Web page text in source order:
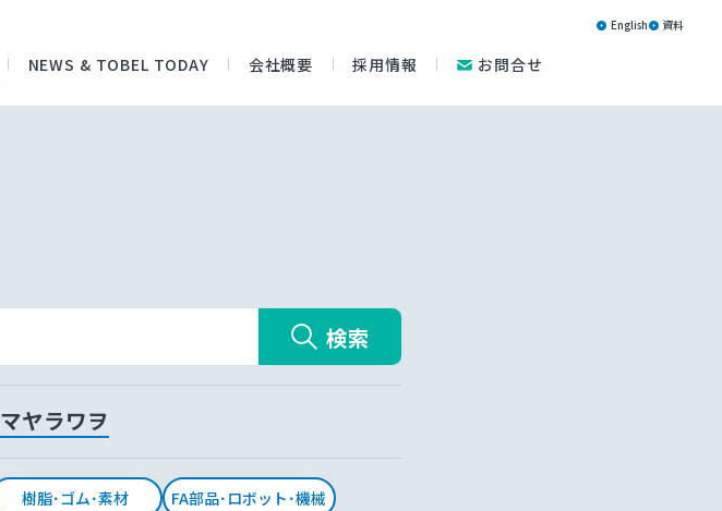
NEWS & TOBEL TODAY 会社概要 採用情報 お問合せ
English 資料
検索
マヤラワヲ
樹脂･ゴム･素材 FA部品･ロボット･機械